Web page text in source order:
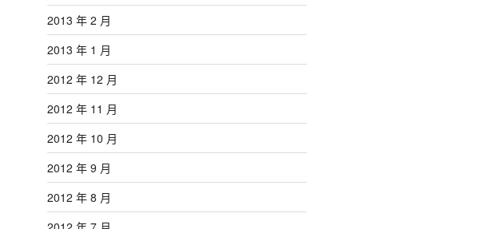
2013 年 2 月
2013 年 1 月
2012 年 12 月
2012 年 11 月
2012 年 10 月
2012 年 9 月
2012 年 8 月